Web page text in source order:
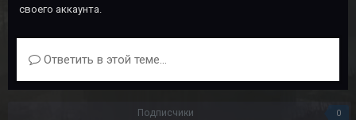
своего аккаунта.
Ответить в этой теме...
Подписчики 0